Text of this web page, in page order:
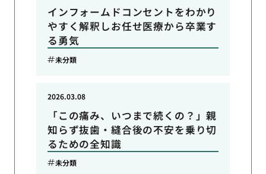
インフォームドコンセントをわかり
やすく解釈しお任せ医療から卒業す
る勇気
未分類
「この痛み、いつまで続くの？」親
知らず抜歯・縫合後の不安を乗り切
るための全知識
2026.03.08
未分類